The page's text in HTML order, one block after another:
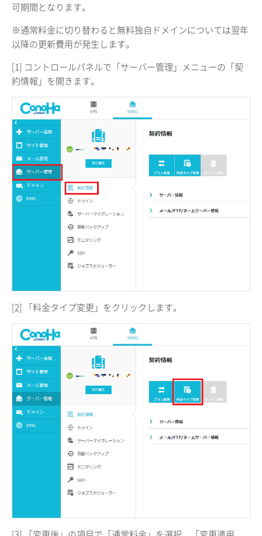
可期間となります。
※通常料金に切り替わると無料独自ドメインについては翌年
以降の更新費用が発生します。
[1] コントロールパネルで「サーバー管理」メニューの「契
約情報」を開きます。
[2] 「料金タイプ変更」をクリックします。